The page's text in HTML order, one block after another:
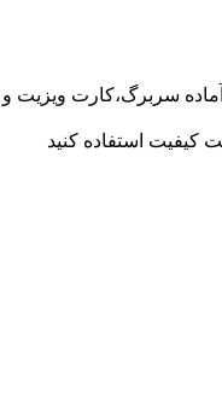
سربرگ،کارت